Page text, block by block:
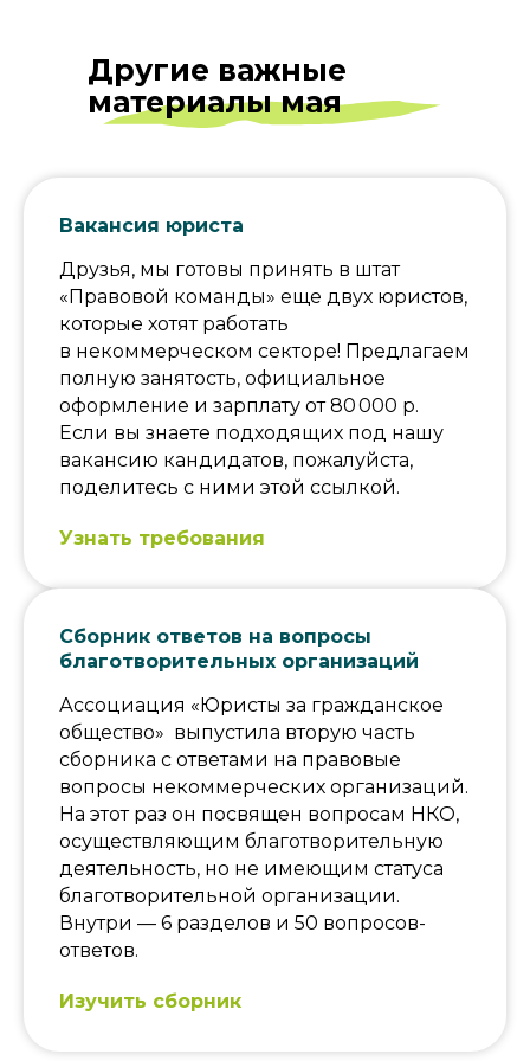
Другие важные
материалы мая
Вакансия юриста
Друзья, мы готовы принять в штат
«Правовой команды» еще двух юристов,
которые хотят работать
в некоммерческом секторе! Предлагаем
полную занятость, официальное
оформление и зарплату от 80 000 р.
Если вы знаете подходящих под нашу
вакансию кандидатов, пожалуйста,
поделитесь с ними этой ссылкой.
Узнать требования
Сборник ответов на вопросы
благотворительных организаций
Ассоциация «Юристы за гражданское
общество» выпустила вторую часть
сборника с ответами на правовые
вопросы некоммерческих организаций.
На этот раз он посвящен вопросам НКО,
осуществляющим благотворительную
деятельность, но не имеющим статуса
благотворительной организации.
Внутри — 6 разделов и 50 вопросов-
ответов.
Изучить сборник
Контакты
С 10:00 до 18:00
по московскому
времени
Г. Москва, ул.
Павла Андреева,
д. 4, помещ. 1/2
@lawteamrussia
+7 (499) 686-13-19
info@ngo-law.ru
Правовая команда